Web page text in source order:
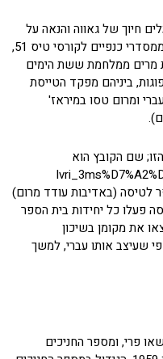
חיוך של גאווה והנאה על
פניו של עברי כשהוא מתבונן בצילומים ממסדרי כנפיים לקורסי טיס 51,
מרים ממלחמת ששת הימים
ביניהם מפקד הטייסת
ומרום טסו במיראז'
לטיסה (באדיבות עודד מרום)
פעלו כל יחידות בית הספר
את מקומן בשיכון
שעיצב אותו עברי, למשך
פרי, ומספר החניכים